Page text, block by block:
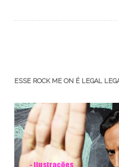
ESSE ROCK ME ON É LEGAL